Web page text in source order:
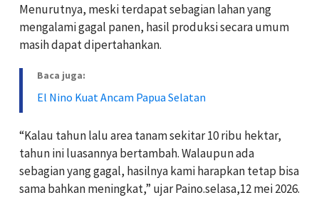
Menurutnya, meski terdapat sebagian lahan yang
mengalami gagal panen, hasil produksi secara umum
masih dapat dipertahankan.
Baca juga:
El Nino Kuat Ancam Papua Selatan
“Kalau tahun lalu area tanam sekitar 10 ribu hektar,
tahun ini luasannya bertambah. Walaupun ada
sebagian yang gagal, hasilnya kami harapkan tetap bisa
sama bahkan meningkat,” ujar Paino.selasa,12 mei 2026.